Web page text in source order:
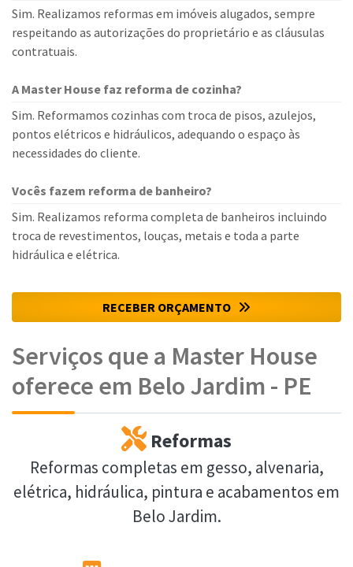
Sim. Realizamos reformas em imóveis alugados, sempre
respeitando as autorizações do proprietário e as cláusulas
contratuais.
A Master House faz reforma de cozinha?
Sim. Reformamos cozinhas com troca de pisos, azulejos,
pontos elétricos e hidráulicos, adequando o espaço às
necessidades do cliente.
Vocês fazem reforma de banheiro?
Sim. Realizamos reforma completa de banheiros incluindo
troca de revestimentos, louças, metais e toda a parte
hidráulica e elétrica.
RECEBER ORÇAMENTO
Serviços que a Master House
oferece em Belo Jardim - PE
Reformas
Reformas completas em gesso, alvenaria,
elétrica, hidráulica, pintura e acabamentos em
Belo Jardim.